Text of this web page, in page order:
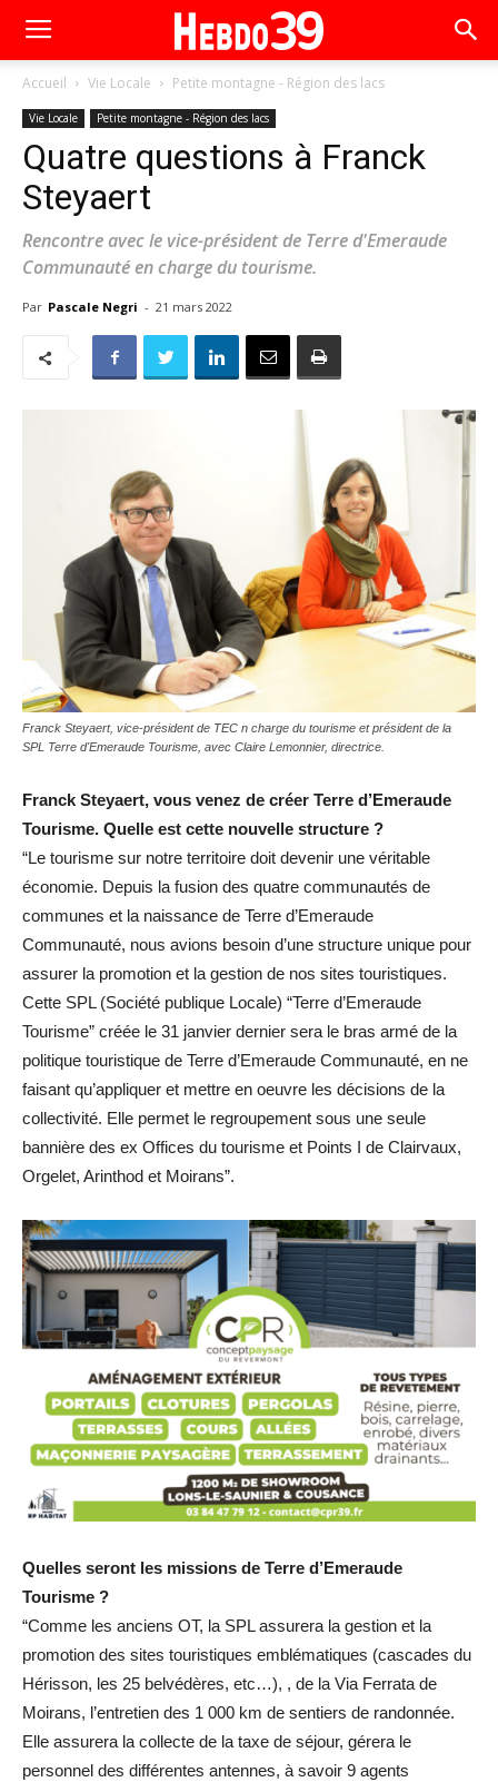
Accueil Vie Locale Petite montagne - Région des lacs
Vie Locale Petite montagne - Région des lacs
Quatre questions à Franck
Steyaert
Rencontre avec le vice-président de Terre d'Emeraude
Communauté en charge du tourisme.
Par Pascale Negri - 21 mars 2022
Franck Steyaert, vice-président de TEC n charge du tourisme et président de la
SPL Terre d'Emeraude Tourisme, avec Claire Lemonnier, directrice.
Franck Steyaert, vous venez de créer Terre d’Emeraude
Tourisme. Quelle est cette nouvelle structure ?
“Le tourisme sur notre territoire doit devenir une véritable
économie. Depuis la fusion des quatre communautés de
communes et la naissance de Terre d’Emeraude
Communauté, nous avions besoin d’une structure unique pour
assurer la promotion et la gestion de nos sites touristiques.
Cette SPL (Société publique Locale) “Terre d’Emeraude
Tourisme” créée le 31 janvier dernier sera le bras armé de la
politique touristique de Terre d’Emeraude Communauté, en ne
faisant qu’appliquer et mettre en oeuvre les décisions de la
collectivité. Elle permet le regroupement sous une seule
bannière des ex Offices du tourisme et Points I de Clairvaux,
Orgelet, Arinthod et Moirans”.
Quelles seront les missions de Terre d’Emeraude
Tourisme ?
“Comme les anciens OT, la SPL assurera la gestion et la
promotion des sites touristiques emblématiques (cascades du
Hérisson, les 25 belvédères, etc…), , de la Via Ferrata de
Moirans, l’entretien des 1 000 km de sentiers de randonnée.
Elle assurera la collecte de la taxe de séjour, gérera le
personnel des différentes antennes, à savoir 9 agents